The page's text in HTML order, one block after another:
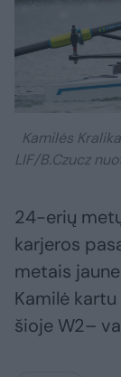
Kamilės
LIF/B.Czucz
24-erių
karjeros
metais
Kamilė
šioje W2–